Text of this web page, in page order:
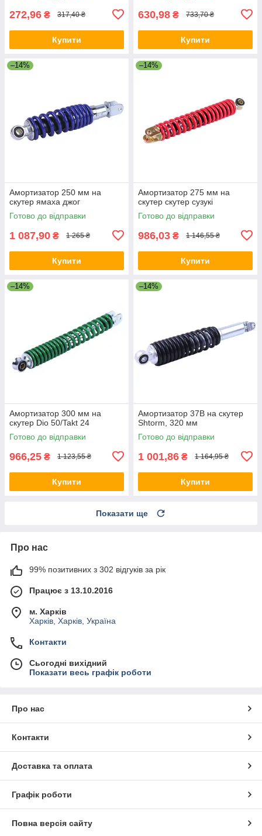
272,96 ₴ 317,40 ₴
Купити
630,98 ₴ 733,70 ₴
Купити
–14%
Амортизатор 250 мм на
скутер ямаха джог
Готово до відправки
1 087,90 ₴ 1 265 ₴
Купити
–14%
Амортизатор 275 мм на
скутер скутер сузукі
Готово до відправки
986,03 ₴ 1 146,55 ₴
Купити
–14%
Амортизатор 300 мм на
скутер Dio 50/Takt 24
Готово до відправки
966,25 ₴ 1 123,55 ₴
Купити
–14%
Амортизатор 37B на скутер
Shtorm, 320 мм
Готово до відправки
1 001,86 ₴ 1 164,95 ₴
Купити
Показати ще
Про нас
99% позитивних з 302 відгуків за рік
Працює з 13.10.2016
м. Харків
Харків, Харків, Україна
Контакти
Сьогодні вихідний
Показати весь графік роботи
Про нас
Контакти
Доставка та оплата
Графік роботи
Повна версія сайту